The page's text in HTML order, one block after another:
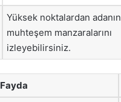
Yüksek noktalardan adanın
muhteşem manzaralarını
izleyebilirsiniz.
Fayda